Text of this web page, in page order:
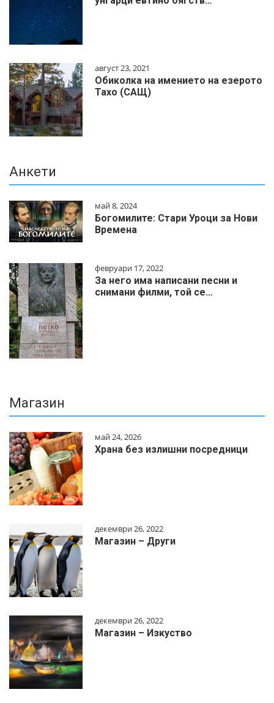
август 23, 2021
Обиколка на имението на езерото
Тахо (САЩ)
Анкети
май 8, 2024
Богомилите: Стари Уроци за Нови
Времена
февруари 17, 2022
За него има написани песни и
снимани филми, той се…
Магазин
май 24, 2026
Храна без излишни посредници
декември 26, 2022
Магазин – Други
декември 26, 2022
Магазин – Изкуство